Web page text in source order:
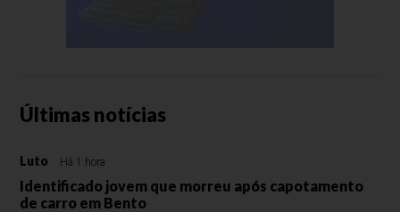
Últimas notícias
Luto Há 1 hora
Identificado jovem que morreu após capotamento
de carro em Bento